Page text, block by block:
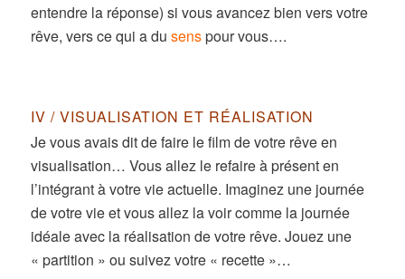
entendre la réponse) si vous avancez bien vers votre
rêve, vers ce qui a dusenspour vous….
IV / VISUALISATION ET RÉALISATION
Je vous avais dit de faire le film de votre rêve en
visualisation… Vous allez le refaire à présent en
l’intégrant à votre vie actuelle. Imaginez une journée
de votre vie et vous allez la voir comme la journée
idéale avec la réalisation de votre rêve. Jouez une
« partition » ou suivez votre « recette »…